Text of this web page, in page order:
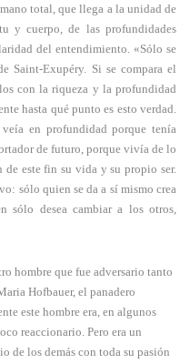
total, que llega a la unidad de
y cuerpo, de las profundidades
del entendimiento. «Sólo se
Saint-Exupéry. Si se compara el
con la riqueza y la profundidad
hasta qué punto es esto verdad.
en profundidad porque tenía
de futuro, porque vivía de lo
este fin su vida y su propio ser.
sólo quien se da a sí mismo crea
sólo desea cambiar a los otros,
hombre que fue adversario tanto
Hofbauer, el panadero
este hombre era, en algunos
reaccionario. Pero era un
de los demás con toda su pasión